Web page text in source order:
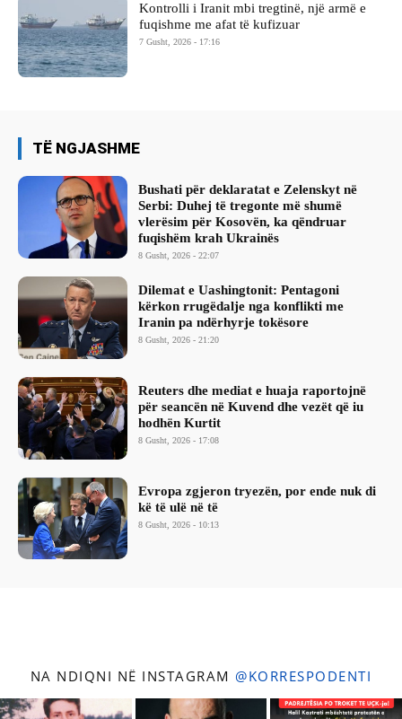
Kontrolli i Iranit mbi tregtinë, një armë e
fuqishme me afat të kufizuar
7 Gusht, 2026 - 17:16
TË NGJASHME
Bushati për deklaratat e Zelenskyt në
Serbi: Duhej të tregonte më shumë
vlerësim për Kosovën, ka qëndruar
fuqishëm krah Ukrainës
8 Gusht, 2026 - 22:07
Dilemat e Uashingtonit: Pentagoni
kërkon rrugëdalje nga konflikti me
Iranin pa ndërhyrje tokësore
8 Gusht, 2026 - 21:20
Reuters dhe mediat e huaja raportojnë
për seancën në Kuvend dhe vezët që iu
hodhën Kurtit
8 Gusht, 2026 - 17:08
Evropa zgjeron tryezën, por ende nuk di
kë të ulë në të
8 Gusht, 2026 - 10:13
NA NDIQNI NË INSTAGRAM @KORRESPODENTI